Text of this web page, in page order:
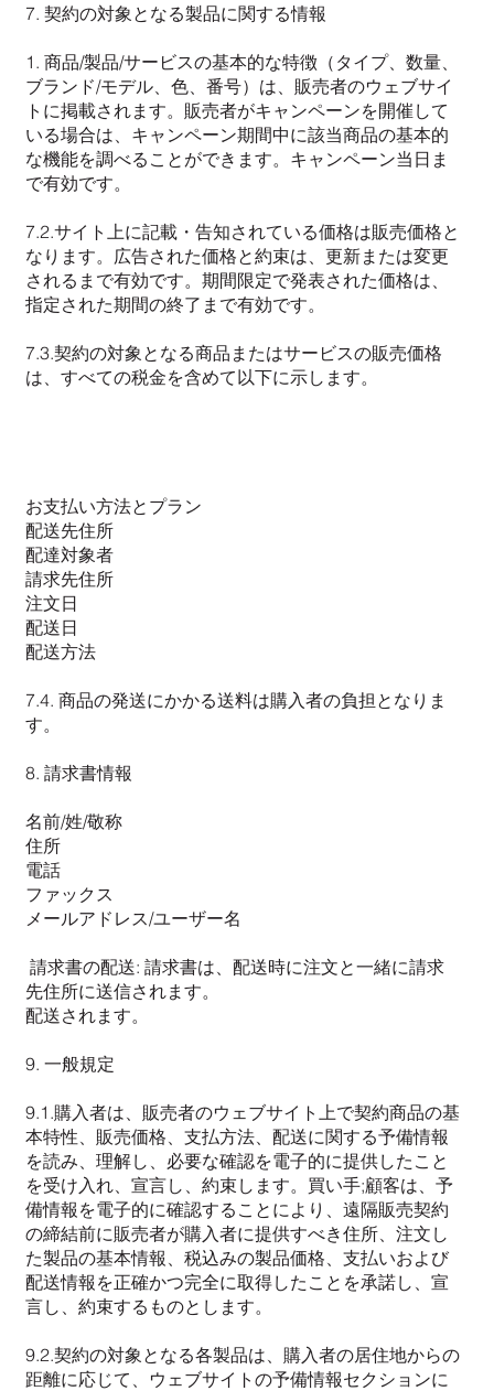
7. 契約の対象となる製品に関する情報
1. 商品/製品/サービスの基本的な特徴（タイプ、数量、
ブランド/モデル、色、番号）は、販売者のウェブサイ
トに掲載されます。販売者がキャンペーンを開催して
いる場合は、キャンペーン期間中に該当商品の基本的
な機能を調べることができます。キャンペーン当日ま
で有効です。
7.2.サイト上に記載・告知されている価格は販売価格と
なります。広告された価格と約束は、更新または変更
されるまで有効です。期間限定で発表された価格は、
指定された期間の終了まで有効です。
7.3.契約の対象となる商品またはサービスの販売価格
は、すべての税金を含めて以下に示します。
お支払い方法とプラン
配送先住所
配達対象者
請求先住所
注文日
配送日
配送方法
7.4. 商品の発送にかかる送料は購入者の負担となりま
す。
8. 請求書情報
名前/姓/敬称
住所
電話
ファックス
メールアドレス/ユーザー名
請求書の配送: 請求書は、配送時に注文と一緒に請求
先住所に送信されます。
配送されます。
9. 一般規定
9.1.購入者は、販売者のウェブサイト上で契約商品の基
本特性、販売価格、支払方法、配送に関する予備情報
を読み、理解し、必要な確認を電子的に提供したこと
を受け入れ、宣言し、約束します。買い手;顧客は、予
備情報を電子的に確認することにより、遠隔販売契約
の締結前に販売者が購入者に提供すべき住所、注文し
た製品の基本情報、税込みの製品価格、支払いおよび
配送情報を正確かつ完全に取得したことを承諾し、宣
言し、約束するものとします。
9.2.契約の対象となる各製品は、購入者の居住地からの
距離に応じて、ウェブサイトの予備情報セクションに